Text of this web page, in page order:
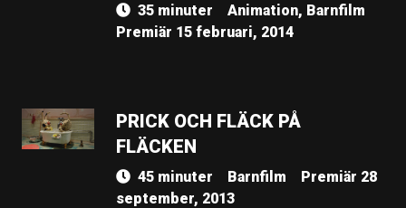
35 minuter
Animation, Barnfilm
Premiär 15 februari, 2014
PRICK OCH FLÄCK PÅ
FLÄCKEN
45 minuter Barnfilm
Premiär 28
september, 2013